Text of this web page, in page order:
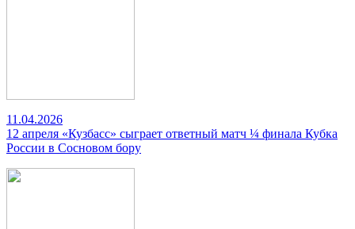
11.04.2026
12 апреля «Кузбасс» сыграет ответный матч ¼ финала Кубка
России в Сосновом бору